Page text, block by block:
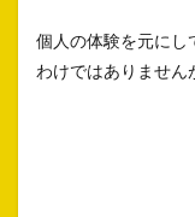
個人の体験を元にし
わけではありません